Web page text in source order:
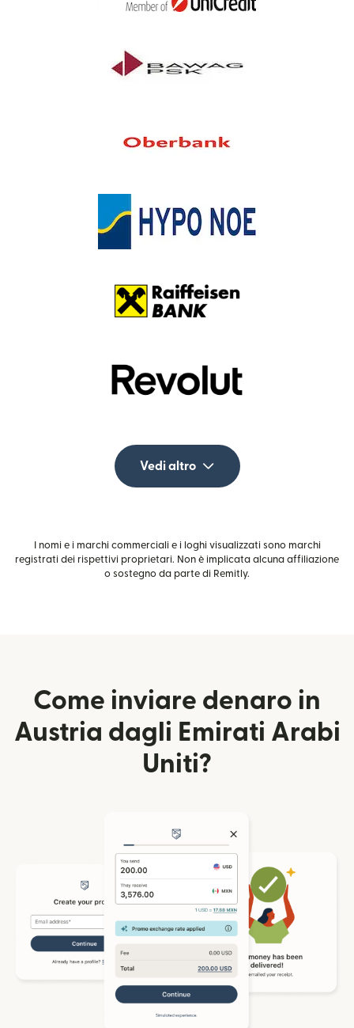
Vedi altro
I nomi e i marchi commerciali e i loghi visualizzati sono marchi
registrati dei rispettivi proprietari. Non è implicata alcuna affiliazione
o sostegno da parte di Remitly.
Come inviare denaro in
Austria dagli Emirati Arabi
Uniti?